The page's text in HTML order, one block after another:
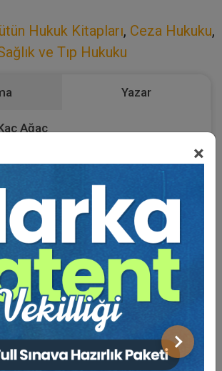
×
Sonraki
Hukuk Kitapları, Ceza Hukuku,
ve Tıp Hukuku
Yazar
Ağaç
?
tıbbi hatalarının ceza hukuku açısından
denildiğinde, iki suç tipinin tartışılması
meydana gelen sonuca göre öldürme veya
Bu suçlar hata sonucu işlendiğinden, kasten
ve yaralama suçlarının incelenmesi
tıbbi hatalar bakımından bu suçlarla
yapılacaktır. Bu açıklamalara geçmeden
ki, kamuda çalışan sağlık çalışanlarına
doğrudan açılamaz. Davanın idareye
gerekir. Buna karşılık özel sektörde çalışan